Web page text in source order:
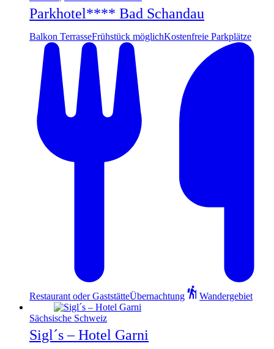
Parkhotel**** Bad Schandau
Balkon TerrasseFrühstück möglichKostenfreie Parkplätze
Restaurant oder GaststätteÜbernachtung Wandergebiet
Sächsische Schweiz
Sigl´s – Hotel Garni